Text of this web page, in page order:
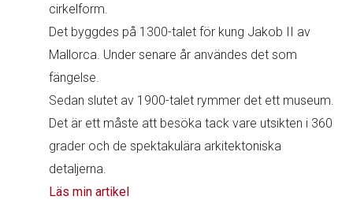
cirkelform.
Det byggdes på 1300-talet för kung Jakob II av
Mallorca. Under senare år användes det som
fängelse.
Sedan slutet av 1900-talet rymmer det ett museum.
Det är ett måste att besöka tack vare utsikten i 360
grader och de spektakulära arkitektoniska
detaljerna.
Läs min artikel